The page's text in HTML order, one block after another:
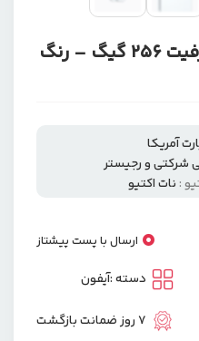
آیفون iPhone 17 Air ظرفیت 256 گیگ – رنگ
شرکتی و رجیستر
: نات اکتیو
ارسال با پست پیشتاز
دسته :آیفون
7 روز ضمانت بازگشت